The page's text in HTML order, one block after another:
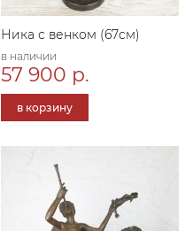
Ника с венком (67cм)
в наличии
57 900 р.
в корзину